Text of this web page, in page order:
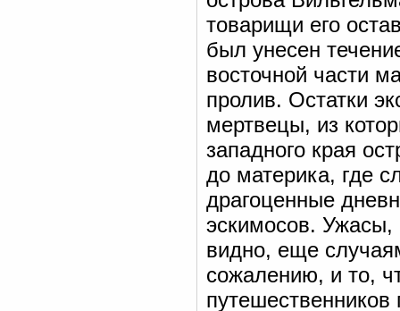
товарищи его
был унесен
восточной части
пролив. Остатки
мертвецы, из
западного края
до материка, где
драгоценные
эскимосов. Ужасы,
видно, еще
сожалению, и то,